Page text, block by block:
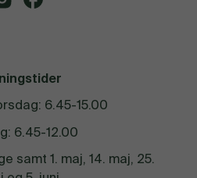
6.45-15.00
6.45-12.00
samt 1. maj, 14. maj, 25.